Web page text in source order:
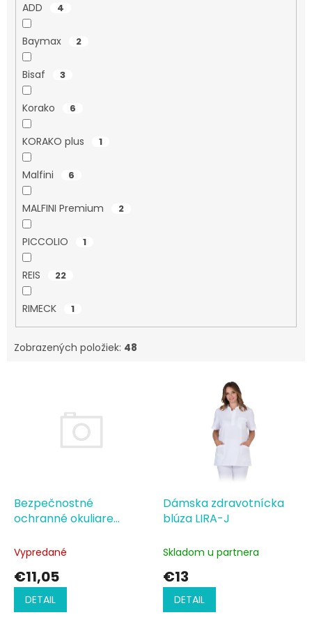
ADD 4
Baymax 2
Bisaf 3
Korako 6
KORAKO plus 1
Malfini 6
MALFINI Premium 2
PICCOLIO 1
REIS 22
RIMECK 1
Zobrazených položiek: 48
d
u
Bezpečnostné
ochranné okuliare
Vypredané
€11,05
DETAIL
Dámska zdravotnícka
blúza LIRA-J
Skladom u partnera
€13
DETAIL